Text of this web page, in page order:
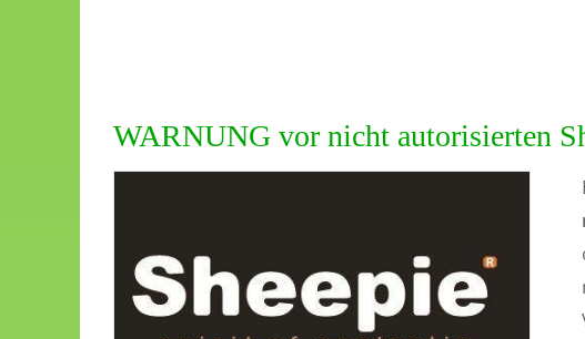
WARNUNG vor nicht autorisierten